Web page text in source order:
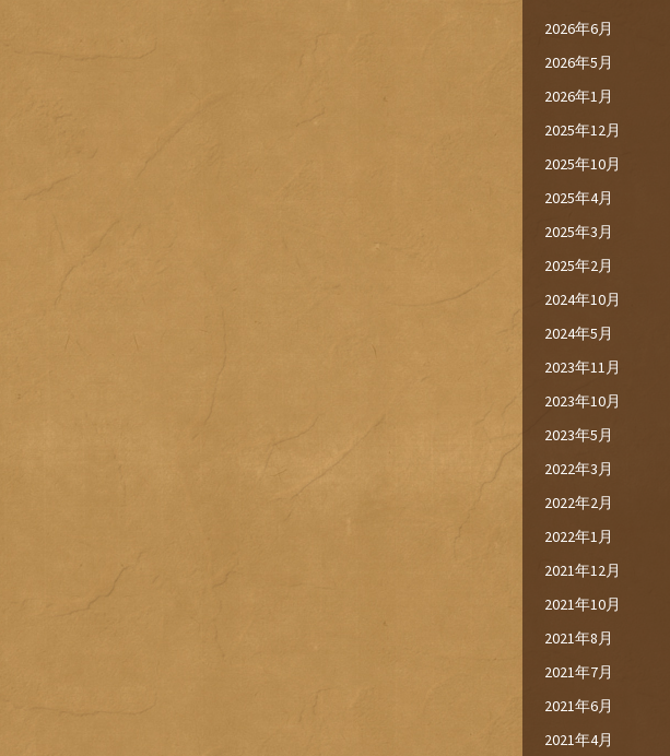
2026年6月
2026年5月
2026年1月
2025年12月
2025年10月
2025年4月
2025年3月
2025年2月
2024年10月
2024年5月
2023年11月
2023年10月
2023年5月
2022年3月
2022年2月
2022年1月
2021年12月
2021年10月
2021年8月
2021年7月
2021年6月
2021年4月